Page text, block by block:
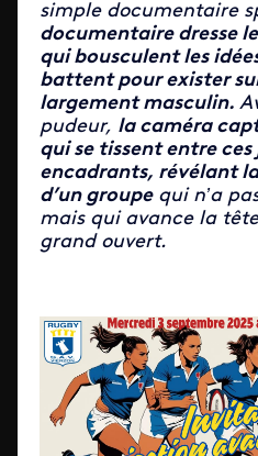
simple documentaire
documentaire dresse
qui bousculent les
battent pour exister
largement masculin.
pudeur, la caméra
qui se tissent entre ces
encadrants, révélant
d’un groupequi n’a
mais qui avance la
grand ouvert.